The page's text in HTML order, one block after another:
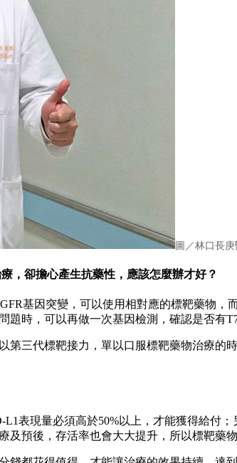
圖／林口長庚
，卻擔心產生抗藥性，應該怎麼辦才好？
基因突變，可以使用相對應的標靶藥物
時，可以再做一次基因檢測，確認是否有
三代標靶接力，單以口服標靶藥物治療的
表現量必須高於50%以上，才能獲得給付
預後，存活率也會大大提升，所以標靶藥